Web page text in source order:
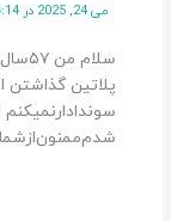
می 24, 2025 در 4:14 ب.ظ
شدم‌ممنون‌ازشما